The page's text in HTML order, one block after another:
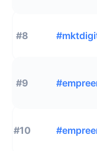
#8
#9
#10